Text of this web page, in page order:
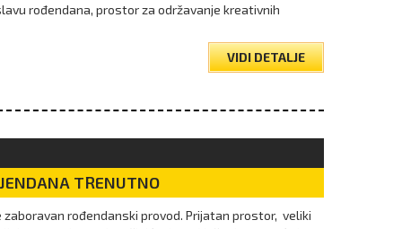
rođendana, prostor za održavanje kreativnih
VIDI DETALJE
TRENUTNO
zaboravan rođendanski provod. Prijatan prostor, veliki